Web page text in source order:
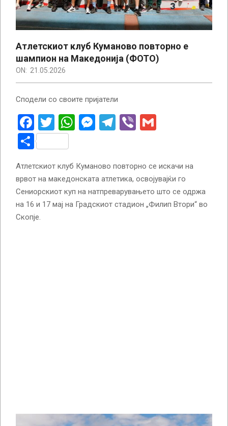
Атлетскиот клуб Куманово повторно е
шампион на Македонија (ФОТО)
ON: 21.05.2026
Сподели со своите пријатели
Facebook
Twitter
WhatsApp
Messenger
Telegram
Viber
Share
Атлетскиот клуб Куманово повторно се искачи на
врвот на македонската атлетика, освојувајќи го
Сениорскиот куп на натпреварувањето што се одржа
на 16 и 17 мај на Градскиот стадион „Филип Втори“ во
Скопје.